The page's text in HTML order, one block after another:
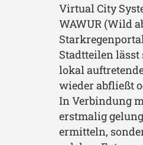
Virtual City
WAWUR (Wild
Stadtteilen
lokal
wieder abfließt
In Verbindung
erstmalig
ermitteln,